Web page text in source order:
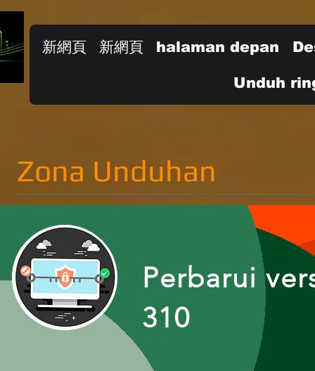
新網頁 新網頁 halaman depan
Unduh
Zona Unduhan
Perbarui
310